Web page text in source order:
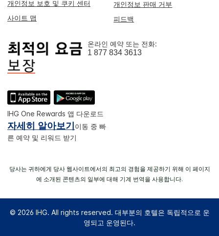
개인정보 보호 및 쿠키 센터
개인정보 판매 거부
사이트 맵
피드백
온라인 예약 또는 전화:
1 877 834 3613
IHG One Rewards 앱 다운로드
자세히 알아보기 이동 중 빠
른 예약 및 리워드 받기
당사는 귀하에게 당사 웹사이트에서의 최고의 경험을 제공하기 위해 이 페이지
에 소개된 콘텐츠의 일부에 대해 기계 번역을 사용합니다.
© 2026 IHG. All rights reserved. 대부분의 호텔은 독립적으로 운
영되고 운영된다.